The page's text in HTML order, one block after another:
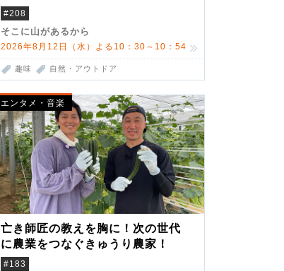
#208
そこに山があるから
2026年8月12日（水）よる10：30～10：54
趣味 自然・アウトドア
エンタメ・音楽
亡き師匠の教えを胸に！次の世代
に農業をつなぐきゅうり農家！
#183